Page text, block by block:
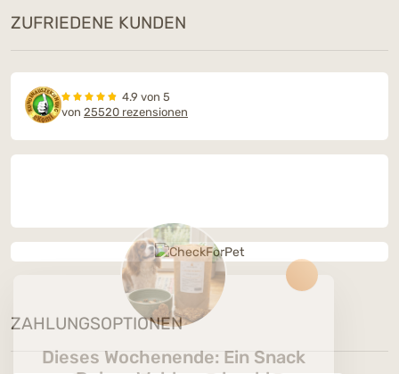
ZUFRIEDENE KUNDEN
4.9 von 5
von 25520 rezensionen
ZAHLUNGSOPTIONEN
Dieses Wochenende: Ein Snack